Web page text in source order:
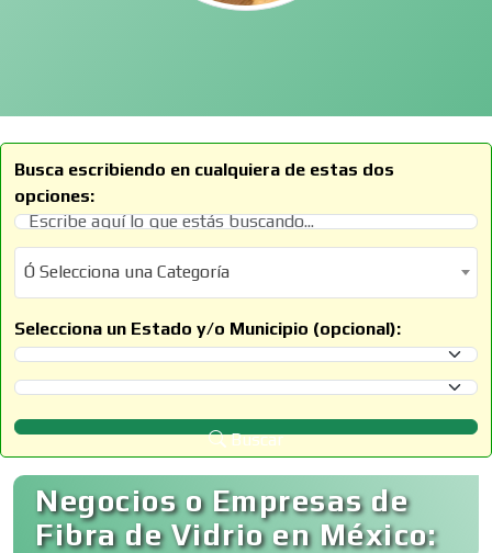
Busca escribiendo en cualquiera de estas dos
opciones:
Ó Selecciona una Categoría
Ó Selecciona una Categoría
Selecciona un Estado y/o Municipio (opcional):
Selecciona un Estado
Selecciona un Municipio
Buscar
Negocios o Empresas de
Fibra de Vidrio en México: